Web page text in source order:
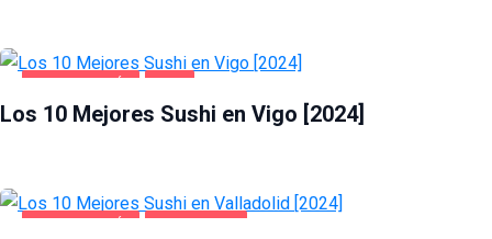
Los 10 Mejores Sushi en Vigo [2024]